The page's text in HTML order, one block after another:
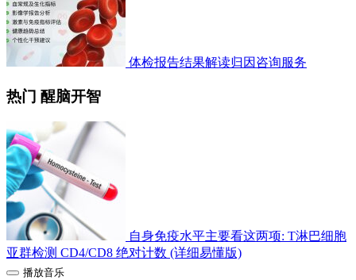
体检报告结果解读归因咨询服务
热门 醒脑开智
自身免疫水平主要看这两项: T淋巴细胞
亚群检测 CD4/CD8 绝对计数 (详细易懂版)
播放音乐